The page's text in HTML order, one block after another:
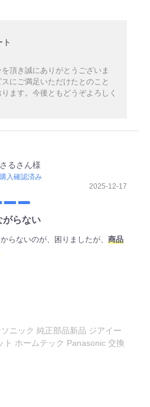
ト
頂き誠にありがとうございま
にご満足いただけたとのこと
ます。今後ともどうぞよろしく
るさん様
購入確認済み
2025-12-17
がらない
らないのが、困りましたが、 商品
ニック 純正部品新品 ジアイー
ト ホームテック Panasonic 交換